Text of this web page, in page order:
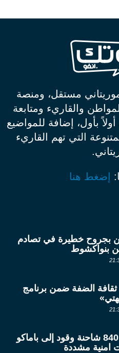
مستقل، ومنصة
والقاريء ومتابعة
بأول، إضافة للمواضيع
التي تهم القاريء
إضغط هنا
بجروح خطيرة في تصادم
بنواكشوط
الضفة ضمن برنامج
مالي: وصول 840 شاحنة وقود إلى باماكو
امنية مشددة